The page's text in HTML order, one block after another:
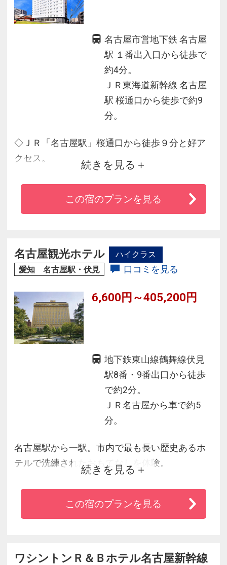
名古屋市営地下鉄 名古屋
駅 １番出入口から徒歩で
約4分。
ＪＲ東海道新幹線 名古屋
駅 桜通口から徒歩で約9
分。
◇ＪＲ「名古屋駅」桜通口から徒歩９分と好ア
クセス。
◇徒歩圏内には飲食店も充実しており、観光・
ビジネスの拠点として最適！
◇デザイン性と機能性を兼ね備えた客室。
続きを見る
この宿のプランを見る
名古屋観光ホテル
ハイクラス
愛知 名古屋駅・伏見
口コミを見る
6,600円～405,200円
地下鉄東山線鶴舞線伏見
駅8番・9番出口から徒歩
で約2分。
ＪＲ名古屋から車で約5
分。
名古屋駅から一駅。市内で最も長い歴史あるホ
テルで洗練されたおもてなしを体験。
宿泊者専用ラウンジや和洋中をはじめとした多
彩なレストランで、特別なひとときをお愉しみ
続きを見る
この宿のプランを見る
ワシントンＲ＆Ｂホテル名古屋新幹線